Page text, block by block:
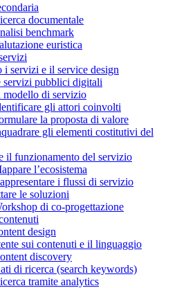
documentale
benchmark
euristica
i servizi e il service design
servizi pubblici digitali
di servizio
gli attori coinvolti
la proposta di valore
gli elementi costitutivi del
il funzionamento del servizio
l’ecosistema
i flussi di servizio
le soluzioni
di co-progettazione
design
sui contenuti e il linguaggio
discovery
di ricerca (search keywords)
tramite analytics